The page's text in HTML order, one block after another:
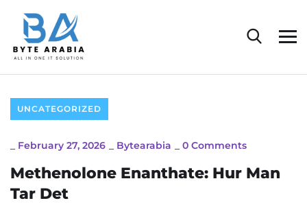
UNCATEGORIZED
February 27, 2026 Bytearabia 0 Comments
Methenolone Enanthate: Hur Man
Tar Det